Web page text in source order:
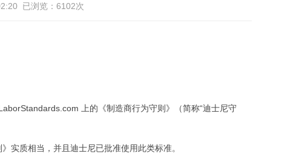
已浏览：6102次
上的《制造商行为守则》（简称“迪士尼守
实质相当，并且迪士尼已批准使用此类标准。